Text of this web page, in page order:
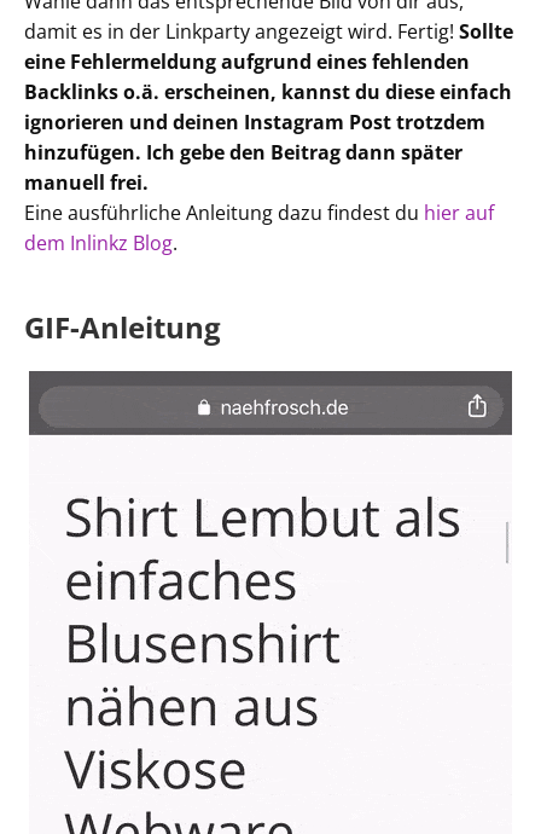
damit es in der Linkparty angezeigt wird. Fertig! Sollte
eine Fehlermeldung aufgrund eines fehlenden
Backlinks o.ä. erscheinen, kannst du diese einfach
ignorieren und deinen Instagram Post trotzdem
hinzufügen. Ich gebe den Beitrag dann später
manuell frei.
Eine ausführliche Anleitung dazu findest du hier auf
dem Inlinkz Blog.
GIF-Anleitung